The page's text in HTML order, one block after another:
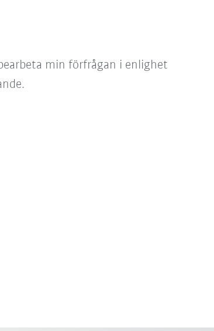
min förfrågan i enlighet